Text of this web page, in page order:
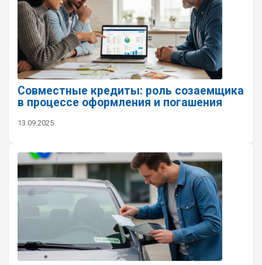
Совместные кредиты: роль созаемщика
в процессе оформления и погашения
13.09.2025